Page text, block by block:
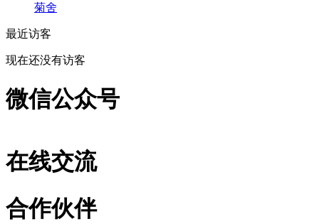
菊舍
最近访客
现在还没有访客
微信公众号
在线交流
合作伙伴